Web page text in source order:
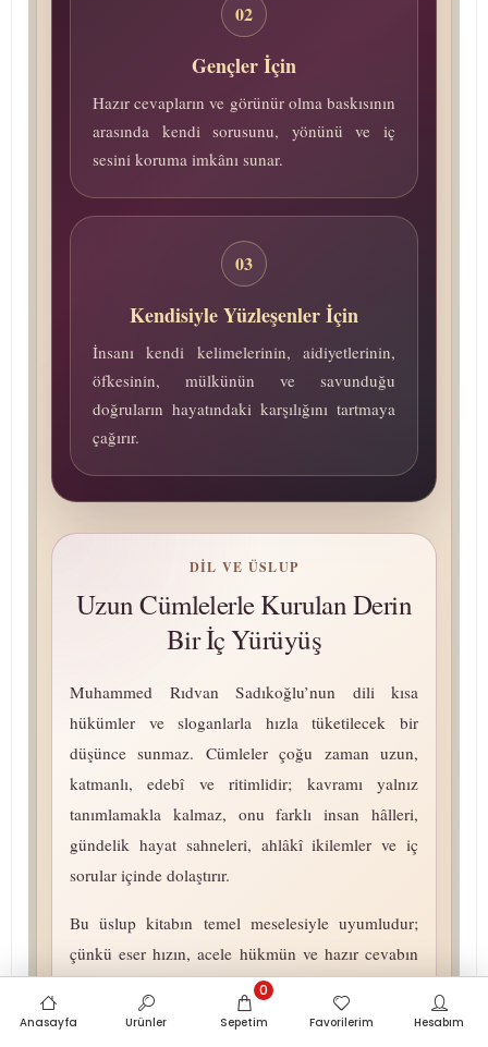
02
Gençler İçin
Hazır cevapların ve görünür olma baskısının
arasında kendi sorusunu, yönünü ve iç
sesini koruma imkânı sunar.
03
Kendisiyle Yüzleşenler İçin
İnsanı kendi kelimelerinin, aidiyetlerinin,
öfkesinin, mülkünün ve savunduğu
doğruların hayatındaki karşılığını tartmaya
çağırır.
DIL VE ÜSLUP
Uzun Cümlelerle Kurulan Derin
Bir İç Yürüyüş
Muhammed Rıdvan Sadıkoğlu’nun dili kısa
hükümler ve sloganlarla hızla tüketilecek bir
düşünce sunmaz. Cümleler çoğu zaman uzun,
katmanlı, edebî ve ritimlidir; kavramı yalnız
tanımlamakla kalmaz, onu farklı insan hâlleri,
gündelik hayat sahneleri, ahlâkî ikilemler ve iç
sorular içinde dolaştırır.
Bu üslup kitabın temel meselesiyle uyumludur;
çünkü eser hızın, acele hükmün ve hazır cevabın
eleştirisini yaparken okuru da yavaşlamaya, bir
hükme varmadan önce kendi payını düşünmeye ve
Anasayfa Ürünler Sepetim
0
Favorilerim Hesabım